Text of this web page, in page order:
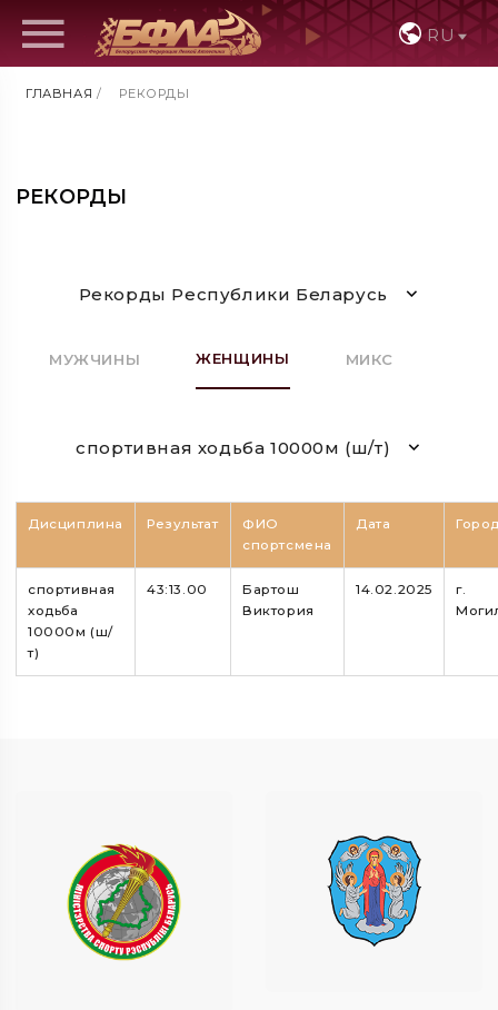
RU
ГЛАВНАЯ / РЕКОРДЫ
РЕКОРДЫ
Рекорды Республики Беларусь
МУЖЧИНЫ ЖЕНЩИНЫ МИКС
спортивная ходьба 10000м (ш/т)
Дисциплина Результат
ФИО
спортсмена
Дата
спортивная
ходьба
10000м (ш/
т)
43:13.00
Бартош
Виктория
14.02.2025
г.